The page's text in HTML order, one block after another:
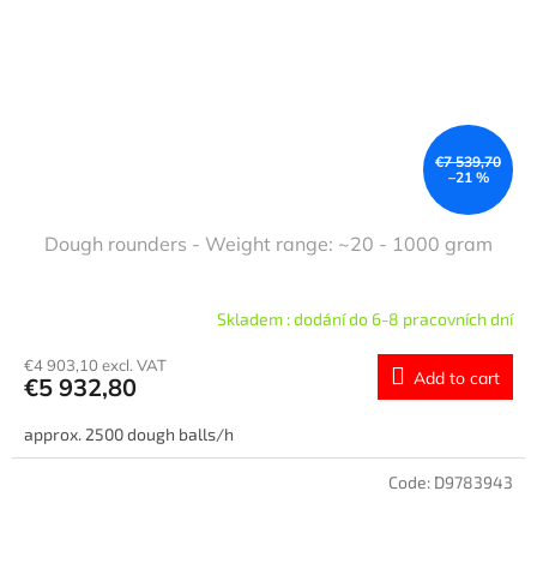
€7 539,70
–21 %
Dough rounders - Weight range: ~20 - 1000 gram
Skladem : dodání do 6-8 pracovních dní
€4 903,10 excl. VAT
€5 932,80 Add to cart
approx. 2500 dough balls/h
Code: D9783943